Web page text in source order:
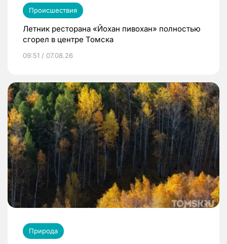
Происшествия
Летник ресторана «Йохан пивохан» полностью
сгорел в центре Томска
09:51 / 07.08.26
Природа